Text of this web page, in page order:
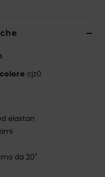
cjz0
elastan
da 20"